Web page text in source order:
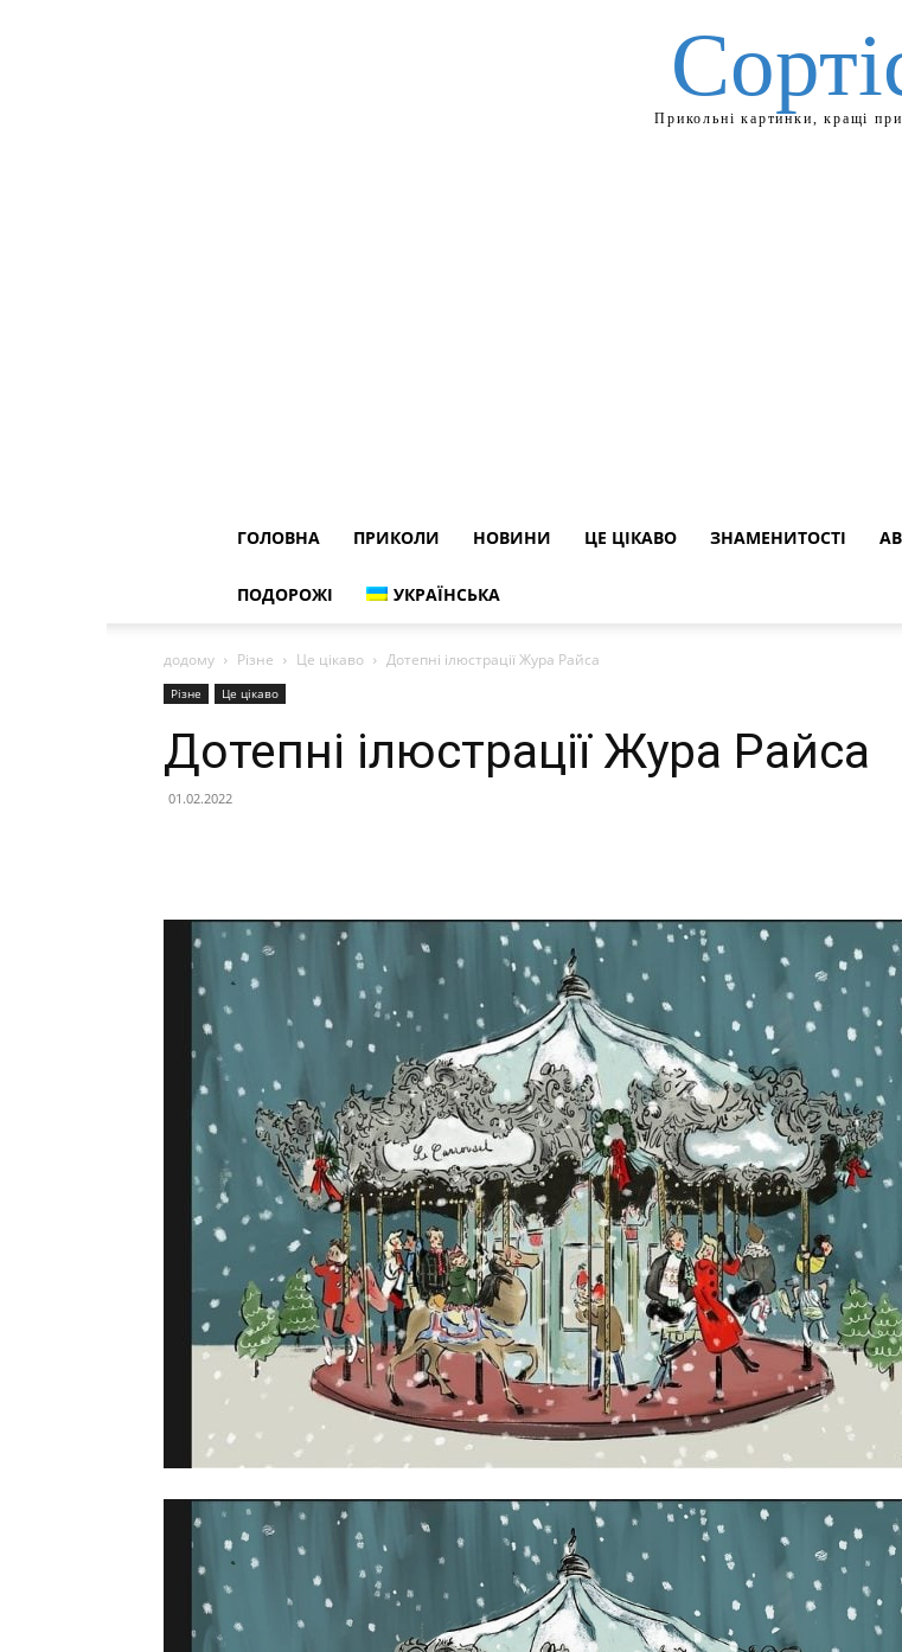
Прикольні картинки, кращі
ГОЛОВНА ПРИКОЛИ НОВИНИ ЦЕ ЦІКАВО ЗНАМЕНИТОСТІ
ПОДОРОЖІ УКРАЇНСЬКА
додому Різне Це цікаво Дотепні ілюстрації Жура Райса
Різне Це цікаво
Дотепні ілюстрації Жура Райса
01.02.2022